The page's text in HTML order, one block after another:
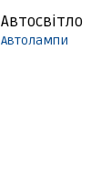
Автосвітло
Автолампи